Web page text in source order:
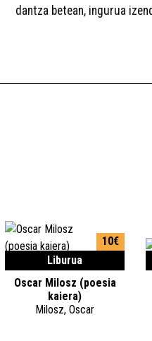
dantza betean, ingurua
Liburua
10€
Oscar Milosz (poesia
kaiera)
Milosz, Oscar